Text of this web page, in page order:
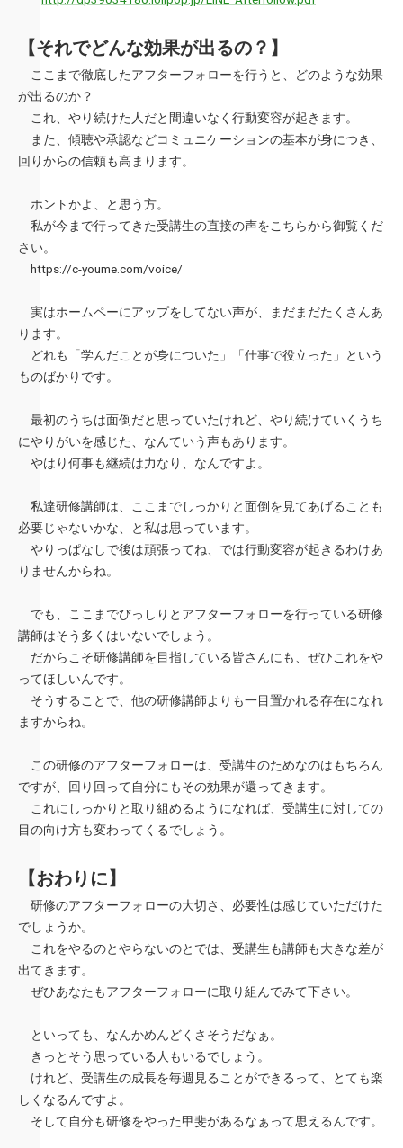
【それでどんな効果が出るの？】
ここまで徹底したアフターフォローを行うと、どのような効果
が出るのか？
これ、やり続けた人だと間違いなく行動変容が起きます。
また、傾聴や承認などコミュニケーションの基本が身につき、
回りからの信頼も高まります。
ホントかよ、と思う方。
私が今まで行ってきた受講生の直接の声をこちらから御覧くだ
さい。
https://c-youme.com/voice/
実はホームペーにアップをしてない声が、まだまだたくさんあ
ります。
どれも「学んだことが身についた」「仕事で役立った」という
ものばかりです。
最初のうちは面倒だと思っていたけれど、やり続けていくうち
にやりがいを感じた、なんていう声もあります。
やはり何事も継続は力なり、なんですよ。
私達研修講師は、ここまでしっかりと面倒を見てあげることも
必要じゃないかな、と私は思っています。
やりっぱなしで後は頑張ってね、では行動変容が起きるわけあ
りませんからね。
でも、ここまでびっしりとアフターフォローを行っている研修
講師はそう多くはいないでしょう。
だからこそ研修講師を目指している皆さんにも、ぜひこれをや
ってほしいんです。
そうすることで、他の研修講師よりも一目置かれる存在になれ
ますからね。
この研修のアフターフォローは、受講生のためなのはもちろん
ですが、回り回って自分にもその効果が還ってきます。
これにしっかりと取り組めるようになれば、受講生に対しての
目の向け方も変わってくるでしょう。
【おわりに】
研修のアフターフォローの大切さ、必要性は感じていただけた
でしょうか。
これをやるのとやらないのとでは、受講生も講師も大きな差が
出てきます。
ぜひあなたもアフターフォローに取り組んでみて下さい。
といっても、なんかめんどくさそうだなぁ。
きっとそう思っている人もいるでしょう。
けれど、受講生の成長を毎週見ることができるって、とても楽
しくなるんですよ。
そして自分も研修をやった甲斐があるなぁって思えるんです。